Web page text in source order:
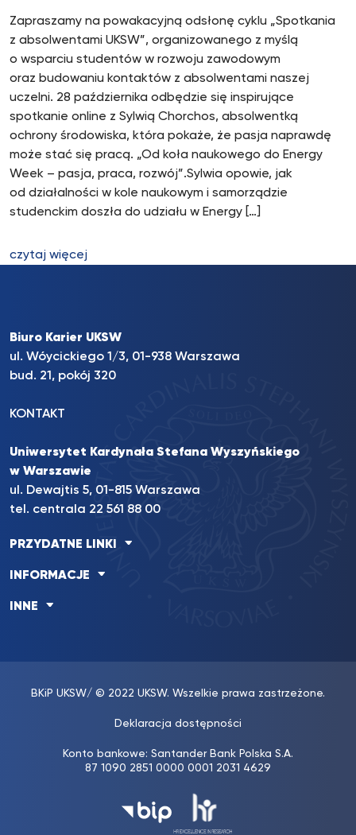
Zapraszamy na powakacyjną odsłonę cyklu „Spotkania
z absolwentami UKSW”, organizowanego z myślą
o wsparciu studentów w rozwoju zawodowym
oraz budowaniu kontaktów z absolwentami naszej
uczelni. 28 października odbędzie się inspirujące
spotkanie online z Sylwią Chorchos, absolwentką
ochrony środowiska, która pokaże, że pasja naprawdę
może stać się pracą. „Od koła naukowego do Energy
Week – pasja, praca, rozwój”.Sylwia opowie, jak
od działalności w kole naukowym i samorządzie
studenckim doszła do udziału w Energy […]
czytaj więcej
Biuro Karier UKSW
ul. Wóycickiego 1/3, 01-938 Warszawa
bud. 21, pokój 320
KONTAKT
Uniwersytet Kardynała Stefana Wyszyńskiego
w Warszawie
ul. Dewajtis 5, 01-815 Warszawa
tel. centrala 22 561 88 00
PRZYDATNE LINKI
INFORMACJE
INNE
BKiP UKSW/ © 2022 UKSW. Wszelkie prawa zastrzeżone.
Deklaracja dostępności
Konto bankowe: Santander Bank Polska S.A.
87 1090 2851 0000 0001 2031 4629